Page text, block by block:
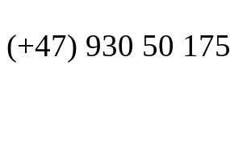
(+47) 930 50 175